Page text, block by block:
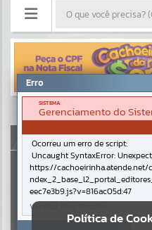
Resultados para""
Portais
Por
NOTÍCIAS
Por
AUTOATENDIMENTO
Política de
Erro
SISTEMA
Gerenciamento do
Ocorreu um erro de script:
Uncaught SyntaxError:
https://
eec7e3b9.js?v=816ac05d:47
Verificar Mais Detalhes